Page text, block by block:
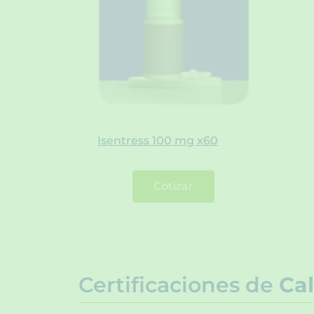
Isentress 100 mg x60
Cotizar
Certificaciones de